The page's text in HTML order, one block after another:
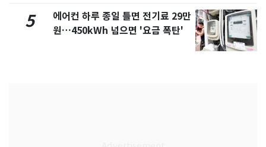
5
에어컨 하루 종일 틀면 전기료 29만
원…450kWh 넘으면 '요금 폭탄'